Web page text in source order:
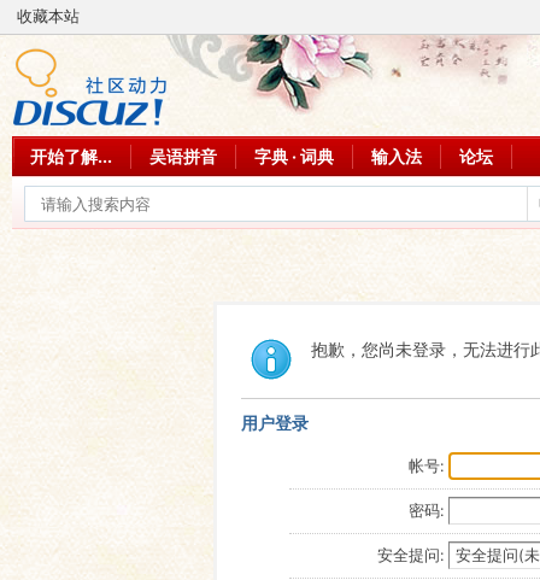
收藏本站
开始了解... 吴语拼音 字典 · 词典 输入法 论坛
抱歉，您尚未登录，无法进行
用户登录
帐号:
密码:
安全提问: